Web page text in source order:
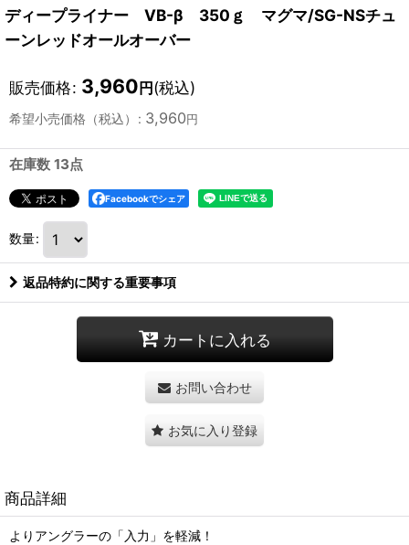
ディープライナー VB-β 350ｇ マグマ/SG-NSチュ
ーンレッドオールオーバー
販売価格: 3,960 円 (税込)
希望小売価格（税込） : 3,960円
在庫数 13点
Facebookでシェア
数量:
返品特約に関する重要事項
カートに入れる
お問い合わせ
お気に入り登録
商品詳細
よりアングラーの「入力」を軽減！